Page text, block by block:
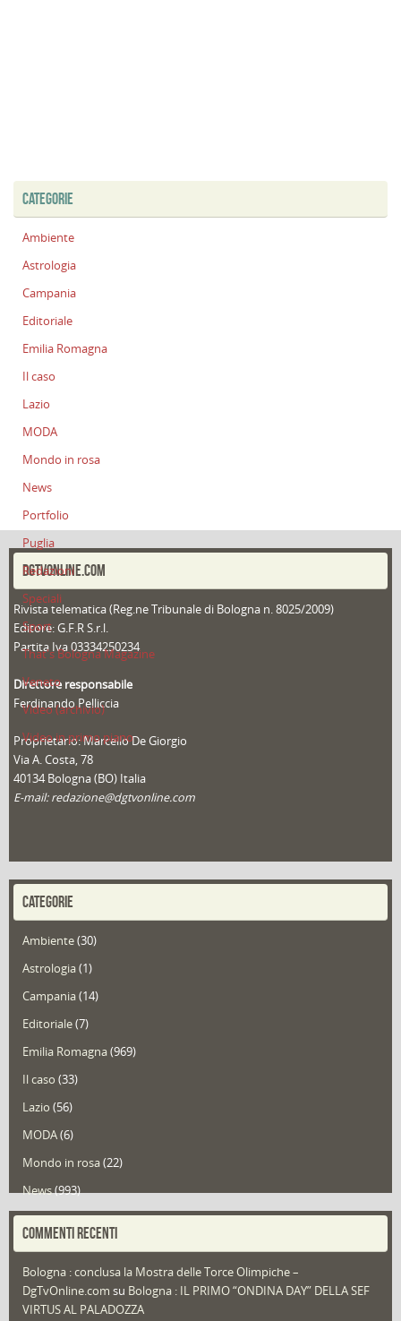
CATEGORIE
Ambiente
Astrologia
Campania
Editoriale
Emilia Romagna
Il caso
Lazio
MODA
Mondo in rosa
News
Portfolio
Puglia
Redazioni
Speciali
Sport
That's Bologna Magazine
Veneto
Video (archivio)
Video in primo piano
DGTVONLINE.COM
Rivista telematica (Reg.ne Tribunale di Bologna n. 8025/2009)
Editore: G.F.R S.r.l.
Partita Iva 03334250234
Direttore responsabile
Ferdinando Pelliccia
Proprietario: Marcello De Giorgio
Via A. Costa, 78
40134 Bologna (BO) Italia
E-mail: redazione@dgtvonline.com
CATEGORIE
Ambiente(30)
Astrologia(1)
Campania(14)
Editoriale(7)
Emilia Romagna(969)
Il caso (33)
Lazio (56)
MODA(6)
Mondo in rosa(22)
News(993)
Portfolio(1)
Redazioni(1.050)
Speciali (22)
COMMENTI RECENTI
Bologna : conclusa la Mostra delle Torce Olimpiche –
DgTvOnline.com su Bologna : IL PRIMO “ONDINA DAY” DELLA SEF
VIRTUS AL PALADOZZA